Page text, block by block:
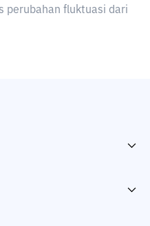
perubahan fluktuasi dari